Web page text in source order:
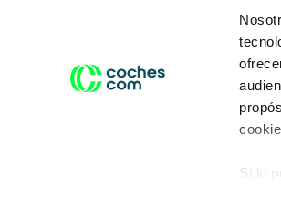
Si lo
Conduce tu futuro,
desata tu movilidad